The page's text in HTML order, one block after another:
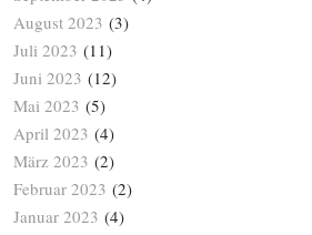
August 2023 (3)
Juli 2023 (11)
Juni 2023 (12)
Mai 2023 (5)
April 2023 (4)
März 2023 (2)
Februar 2023 (2)
Januar 2023 (4)